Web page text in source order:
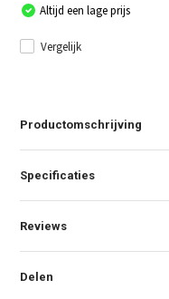
Altijd een lage prijs
Vergelijk
Productomschrijving
Specificaties
Reviews
Delen